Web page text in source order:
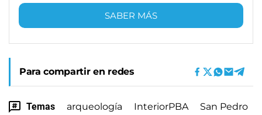
SABER MÁS
Para compartir en redes
Temas arqueología InteriorPBA San Pedro